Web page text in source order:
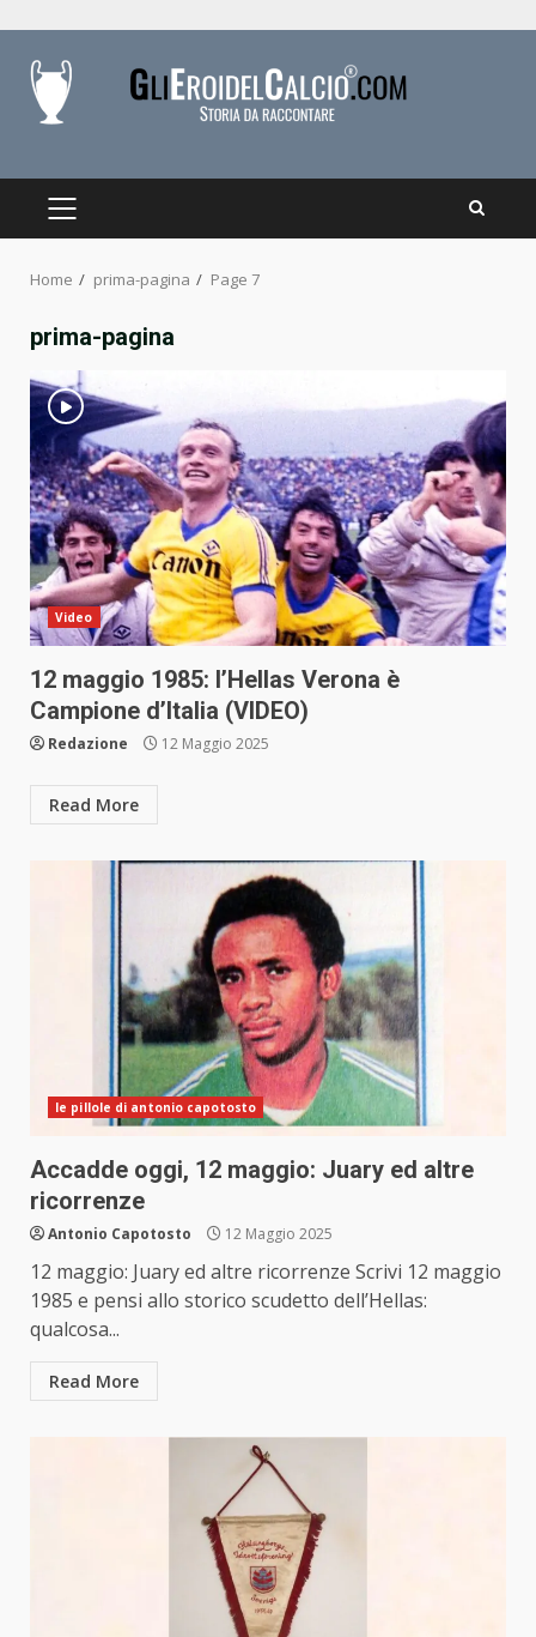
content
PRIMARY
Home prima-pagina Page 7
prima-pagina
Video
12 maggio 1985: l’Hellas Verona è
Campione d’Italia (VIDEO)
Redazione 12 Maggio 2025
Read More
le pillole di antonio capotosto
Accadde oggi, 12 maggio: Juary ed altre
ricorrenze
Antonio Capotosto 12 Maggio 2025
12 maggio: Juary ed altre ricorrenze Scrivi 12 maggio
1985 e pensi allo storico scudetto dell’Hellas:
qualcosa...
Read More